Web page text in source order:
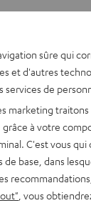
sûre qui
et d'autres
de
marketing
à votre
C'est vous qui
de base, dans
, vous